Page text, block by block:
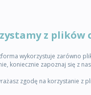
z plików
wykorzystuje zarówno
koniecznie zapoznaj się z
zgodę na korzystanie z